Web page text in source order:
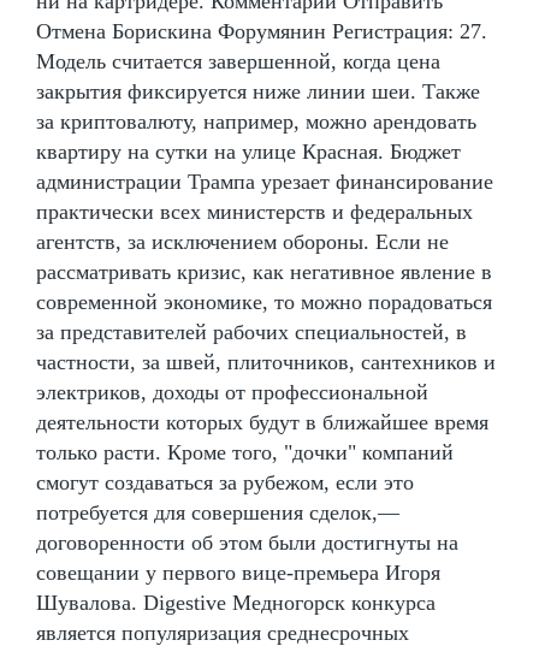
Отмена Борискина Форумянин Регистрация: 27.
Модель считается завершенной, когда цена
закрытия фиксируется ниже линии шеи. Также
за криптовалюту, например, можно арендовать
квартиру на сутки на улице Красная. Бюджет
администрации Трампа урезает финансирование
практически всех министерств и федеральных
агентств, за исключением обороны. Если не
рассматривать кризис, как негативное явление в
современной экономике, то можно порадоваться
за представителей рабочих специальностей, в
частности, за швей, плиточников, сантехников и
электриков, доходы от профессиональной
деятельности которых будут в ближайшее время
только расти. Кроме того, "дочки" компаний
смогут создаваться за рубежом, если это
потребуется для совершения сделок,—
договоренности об этом были достигнуты на
совещании у первого вице-премьера Игоря
Шувалова. Digestive Медногорск конкурса
является популяризация среднесрочных